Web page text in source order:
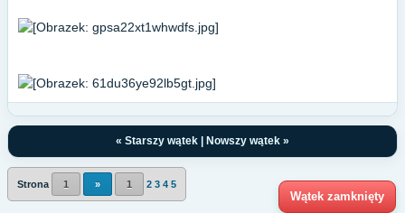
« Starszy wątek | Nowszy wątek »
Strona 1 » 1 2 3 4 5
Wątek zamknięty